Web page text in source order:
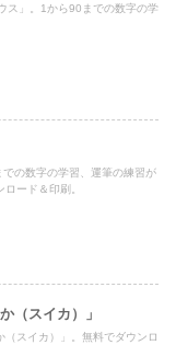
ス」。1から90までの数字の学
の数字の学習、運筆の練習が
ード＆印刷。
（スイカ）」
スイカ）」。無料でダウンロ